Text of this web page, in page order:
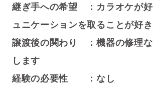
継ぎ手への希望 ： カラオケが
ュニケーションを取ることが好
譲渡後の関わり ：機器の修理な
します
経験の必要性 ：なし